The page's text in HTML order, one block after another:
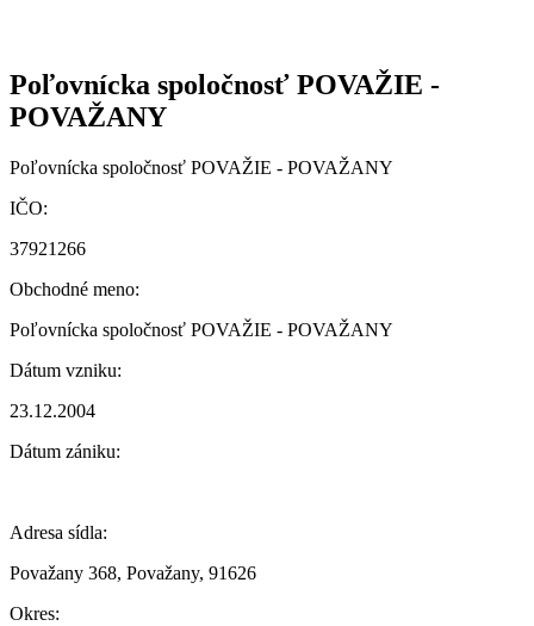
Poľovnícka spoločnosť POVAŽIE -
POVAŽANY
Poľovnícka spoločnosť POVAŽIE - POVAŽANY
IČO:
37921266
Obchodné meno:
Poľovnícka spoločnosť POVAŽIE - POVAŽANY
Dátum vzniku:
23.12.2004
Dátum zániku:
Adresa sídla:
Považany 368, Považany, 91626
Okres: